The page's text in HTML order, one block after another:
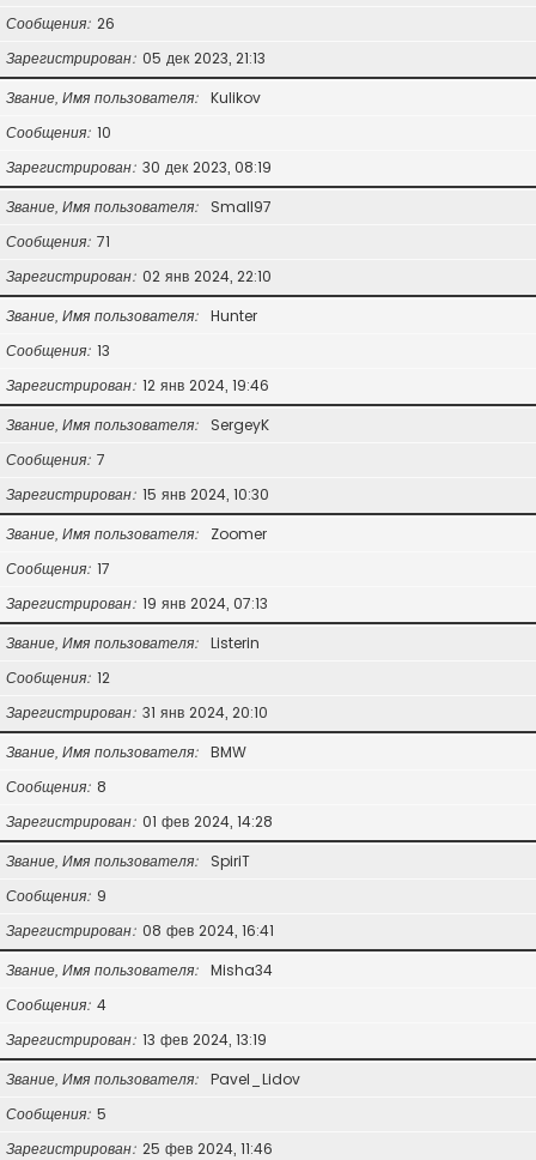
Сообщения 26
Зарегистрирован 05 дек 2023, 21:13
Звание, Имя пользователя
Kulikov
Сообщения 10
Зарегистрирован 30 дек 2023, 08:19
Звание, Имя пользователя
Small97
Сообщения 71
Зарегистрирован 02 янв 2024, 22:10
Звание, Имя пользователя
Hunter
Сообщения 13
Зарегистрирован 12 янв 2024, 19:46
Звание, Имя пользователя
SergeyK
Сообщения 7
Зарегистрирован 15 янв 2024, 10:30
Звание, Имя пользователя
Zoomer
Сообщения 17
Зарегистрирован 19 янв 2024, 07:13
Звание, Имя пользователя
Listerin
Сообщения 12
Зарегистрирован 31 янв 2024, 20:10
Звание, Имя пользователя
BMW
Сообщения 8
Зарегистрирован 01 фев 2024, 14:28
Звание, Имя пользователя
SpiriT
Сообщения 9
Зарегистрирован 08 фев 2024, 16:41
Звание, Имя пользователя
Misha34
Сообщения 4
Зарегистрирован 13 фев 2024, 13:19
Звание, Имя пользователя
Pavel_Lidov
Сообщения 5
Зарегистрирован 25 фев 2024, 11:46